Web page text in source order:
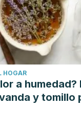
de-la-salud/
vejiga-mujeres
Menopause
sobre la vejiga
Disponible
docs/
Hiperactiva.
HOGAR
a humedad?
y tomillo